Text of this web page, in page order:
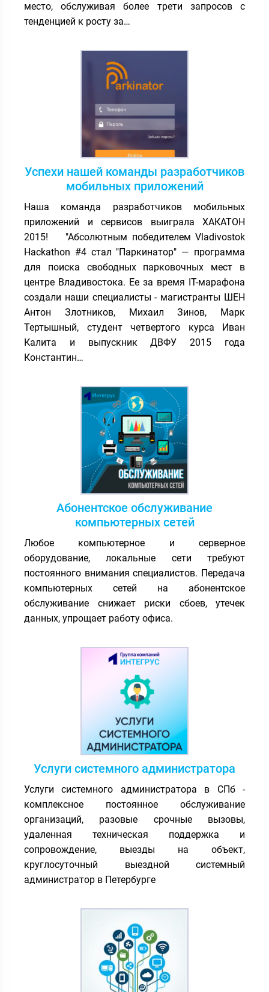
место, обслуживая более трети запросов с
тенденцией к росту за…
Успехи нашей команды разработчиков
мобильных приложений
Наша команда разработчиков мобильных
приложений и сервисов выиграла ХАКАТОН
2015! "Абсолютным победителем Vladivostok
Hackathon #4 стал "Паркинатор" — программа
для поиска свободных парковочных мест в
центре Владивостока. Ее за время IT-марафона
создали наши специалисты - магистранты ШЕН
Антон Злотников, Михаил Зинов, Марк
Тертышный, студент четвертого курса Иван
Калита и выпускник ДВФУ 2015 года
Константин…
Абонентское обслуживание
компьютерных сетей
Любое компьютерное и серверное
оборудование, локальные сети требуют
постоянного внимания специалистов. Передача
компьютерных сетей на абонентское
обслуживание снижает риски сбоев, утечек
данных, упрощает работу офиса.
Услуги системного администратора
Услуги системного администратора в СПб -
комплексное постоянное обслуживание
организаций, разовые срочные вызовы,
удаленная техническая поддержка и
сопровождение, выезды на объект,
круглосуточный выездной системный
администратор в Петербурге